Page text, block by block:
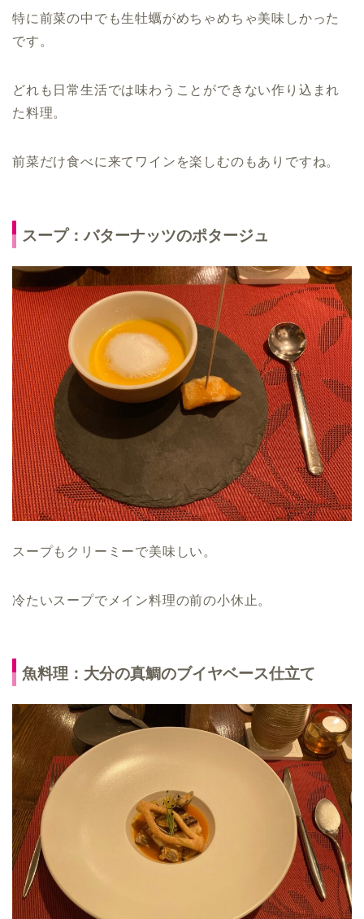
特に前菜の中でも生牡蠣がめちゃめちゃ美味しかった
です。
どれも日常生活では味わうことができない作り込まれ
た料理。
前菜だけ食べに来てワインを楽しむのもありですね。
スープ：バターナッツのポタージュ
スープもクリーミーで美味しい。
冷たいスープでメイン料理の前の小休止。
魚料理：大分の真鯛のブイヤベース仕立て